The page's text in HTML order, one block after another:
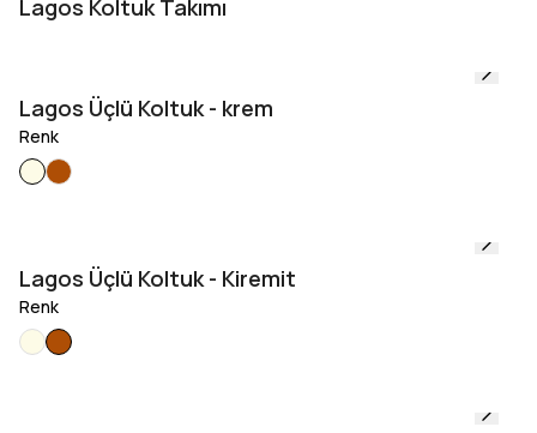
Lagos Koltuk Takımı
Lagos Üçlü Koltuk - krem
Renk
Lagos Üçlü Koltuk - Kiremit
Renk